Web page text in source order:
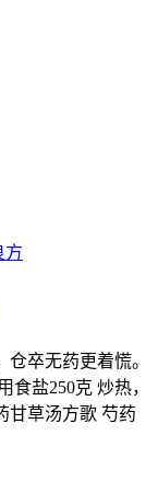
方
卒无药更着慌。
盐250克 炒热，
草汤方歌 芍药